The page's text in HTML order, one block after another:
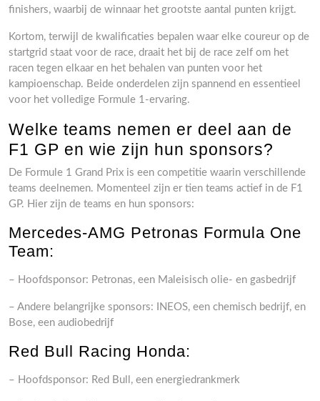
finishers, waarbij de winnaar het grootste aantal punten krijgt.
Kortom, terwijl de kwalificaties bepalen waar elke coureur op de
startgrid staat voor de race, draait het bij de race zelf om het
racen tegen elkaar en het behalen van punten voor het
kampioenschap. Beide onderdelen zijn spannend en essentieel
voor het volledige Formule 1-ervaring.
Welke teams nemen er deel aan de
F1 GP en wie zijn hun sponsors?
De Formule 1 Grand Prix is een competitie waarin verschillende
teams deelnemen. Momenteel zijn er tien teams actief in de F1
GP. Hier zijn de teams en hun sponsors:
Mercedes-AMG Petronas Formula One
Team:
– Hoofdsponsor: Petronas, een Maleisisch olie- en gasbedrijf
– Andere belangrijke sponsors: INEOS, een chemisch bedrijf, en
Bose, een audiobedrijf
Red Bull Racing Honda:
– Hoofdsponsor: Red Bull, een energiedrankmerk